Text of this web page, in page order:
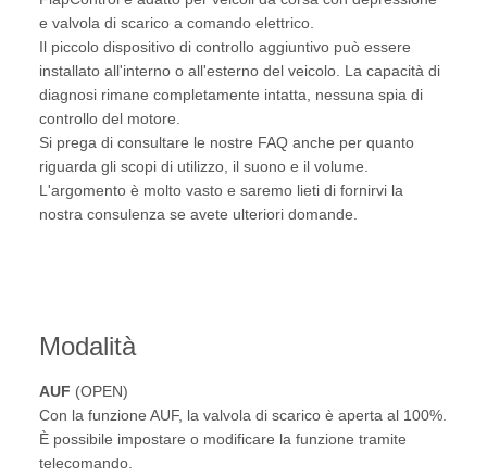
e valvola di scarico a comando elettrico.
Il piccolo dispositivo di controllo aggiuntivo può essere
installato all'interno o all'esterno del veicolo. La capacità di
diagnosi rimane completamente intatta, nessuna spia di
controllo del motore.
Si prega di consultare le nostre FAQ anche per quanto
riguarda gli scopi di utilizzo, il suono e il volume.
L'argomento è molto vasto e saremo lieti di fornirvi la
nostra consulenza se avete ulteriori domande.
Modalità
AUF (OPEN)
Con la funzione AUF, la valvola di scarico è aperta al 100%.
È possibile impostare o modificare la funzione tramite
telecomando.